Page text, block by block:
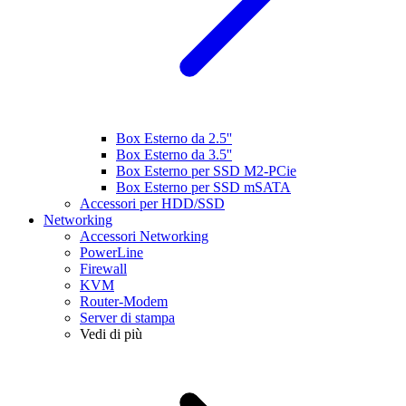
Box Esterno da 2.5''
Box Esterno da 3.5''
Box Esterno per SSD M2-PCie
Box Esterno per SSD mSATA
Accessori per HDD/SSD
Networking
Accessori Networking
PowerLine
Firewall
KVM
Router-Modem
Server di stampa
Vedi di più